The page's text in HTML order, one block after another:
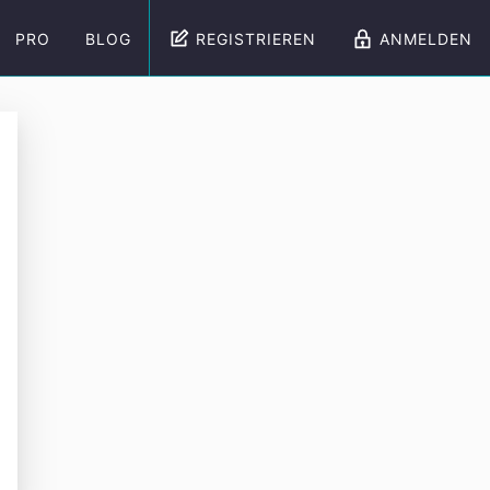
PRO BLOG REGISTRIEREN ANMELDEN